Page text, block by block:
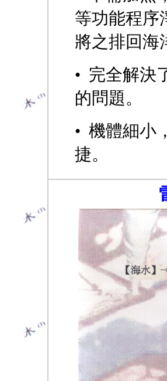
等功能程序
將之排回海
• 完全解決
的問題。
• 機體細小
捷。